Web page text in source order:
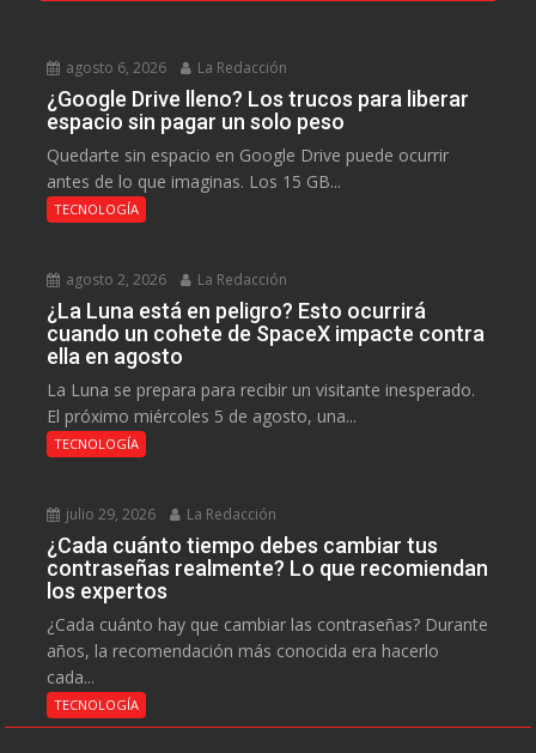
agosto 6, 2026 La Redacción
¿Google Drive lleno? Los trucos para liberar
espacio sin pagar un solo peso
Quedarte sin espacio en Google Drive puede ocurrir
antes de lo que imaginas. Los 15 GB...
TECNOLOGÍA
agosto 2, 2026 La Redacción
¿La Luna está en peligro? Esto ocurrirá
cuando un cohete de SpaceX impacte contra
ella en agosto
La Luna se prepara para recibir un visitante inesperado.
El próximo miércoles 5 de agosto, una...
TECNOLOGÍA
julio 29, 2026 La Redacción
¿Cada cuánto tiempo debes cambiar tus
contraseñas realmente? Lo que recomiendan
los expertos
¿Cada cuánto hay que cambiar las contraseñas? Durante
años, la recomendación más conocida era hacerlo
cada...
TECNOLOGÍA